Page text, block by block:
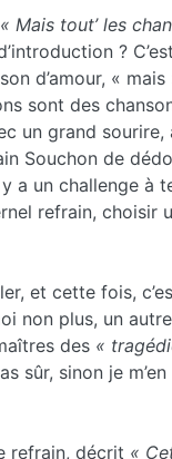
« Mais tout’ les
?
d’amour, « mais
sont des
un grand sourire,
Souchon de
a un challenge à
refrain, choisir
et cette fois,
non plus, un
des «
sûr, sinon je
refrain, décrit «